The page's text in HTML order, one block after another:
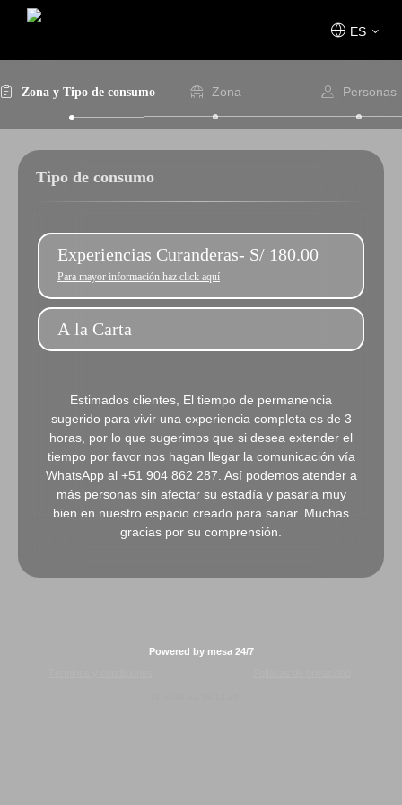
ES
Zona y Tipo de consumo Zona Personas
Tipo de consumo
Experiencias Curanderas- S/ 180.00
Para mayor información haz click aquí
A la Carta
Estimados clientes, El tiempo de permanencia
sugerido para vivir una experiencia completa es de 3
horas, por lo que sugerimos que si desea extender el
tiempo por favor nos hagan llegar la comunicación vía
WhatsApp al +51 904 862 287. Así podemos atender a
más personas sin afectar su estadía y pasarla muy
bien en nuestro espacio creado para sanar. Muchas
gracias por su comprensión.
Powered by mesa 24/7